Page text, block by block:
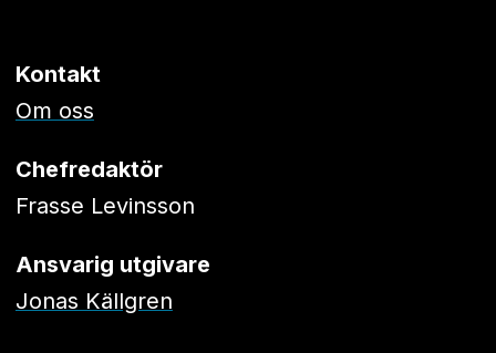
Kontakt
Om oss
Chefredaktör
Frasse Levinsson
Ansvarig utgivare
Jonas Källgren